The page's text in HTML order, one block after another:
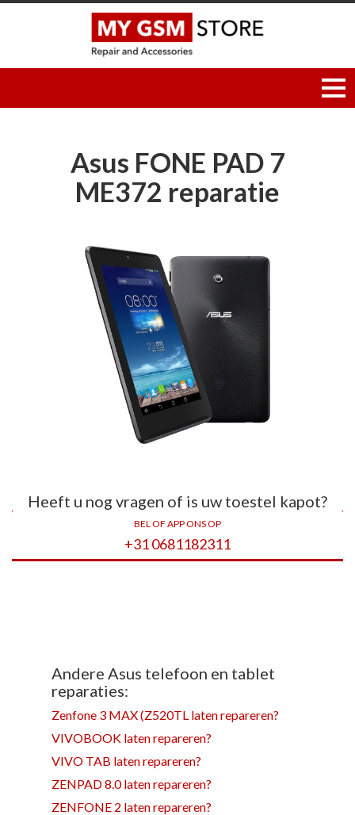
Asus FONE PAD 7
ME372 reparatie
Heeft u nog vragen of is uw toestel kapot?
BEL OF APP ONS OP
+31 0681182311
Andere Asus telefoon en tablet
reparaties:
Zenfone 3 MAX (Z520TL laten repareren?
VIVOBOOK laten repareren?
VIVO TAB laten repareren?
ZENPAD 8.0 laten repareren?
ZENFONE 2 laten repareren?